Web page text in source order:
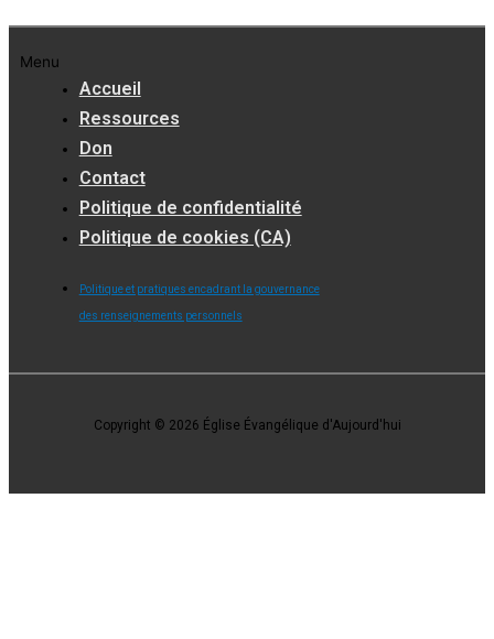
Menu
Accueil
Ressources
Don
Contact
Politique de confidentialité
Politique de cookies (CA)
Politique et pratiques encadrant la gouvernance
des renseignements personnels
Copyright © 2026 Église Évangélique d'Aujourd'hui